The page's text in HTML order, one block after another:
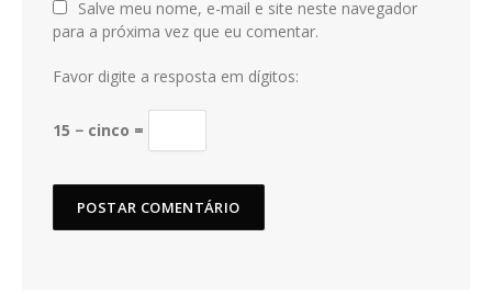
Salve meu nome, e-mail e site neste navegador
para a próxima vez que eu comentar.
Favor digite a resposta em dígitos:
15 − cinco =